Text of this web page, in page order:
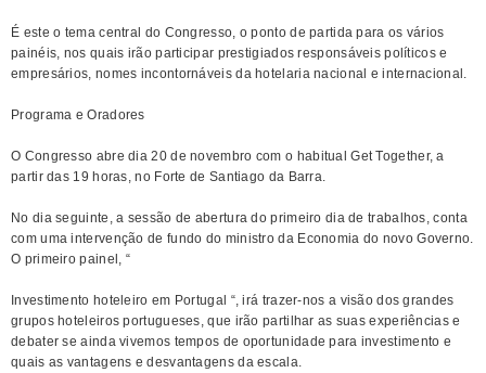
É este o tema central do Congresso, o ponto de partida para os vários
painéis, nos quais irão participar prestigiados responsáveis políticos e
empresários, nomes incontornáveis da hotelaria nacional e internacional.
Programa e Oradores
O Congresso abre dia 20 de novembro com o habitual Get Together, a
partir das 19 horas, no Forte de Santiago da Barra.
No dia seguinte, a sessão de abertura do primeiro dia de trabalhos, conta
com uma intervenção de fundo do ministro da Economia do novo Governo.
O primeiro painel, “
Investimento hoteleiro em Portugal “, irá trazer-nos a visão dos grandes
grupos hoteleiros portugueses, que irão partilhar as suas experiências e
debater se ainda vivemos tempos de oportunidade para investimento e
quais as vantagens e desvantagens da escala.